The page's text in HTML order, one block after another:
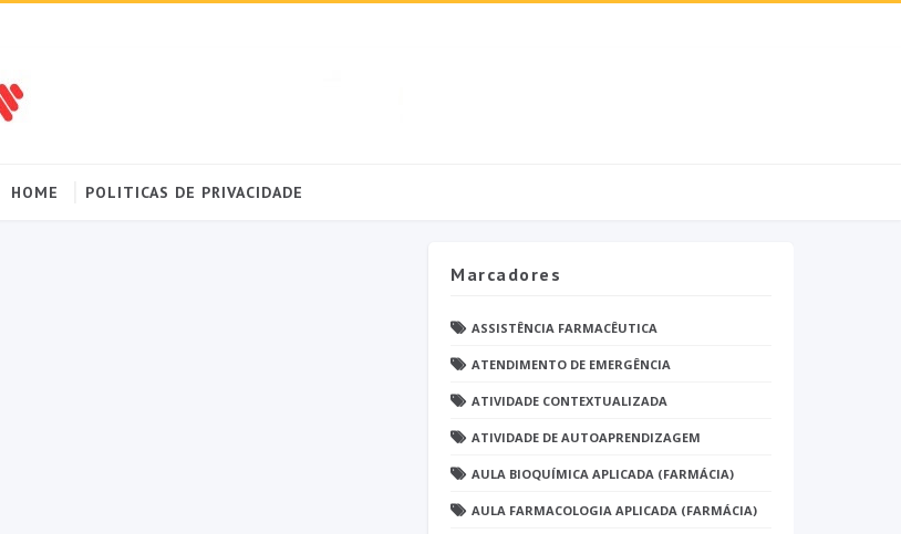
HOME POLITICAS DE PRIVACIDADE
Marcadores
ASSISTÊNCIA FARMACÊUTICA
ATENDIMENTO DE EMERGÊNCIA
ATIVIDADE CONTEXTUALIZADA
ATIVIDADE DE AUTOAPRENDIZAGEM
AULA BIOQUÍMICA APLICADA (FARMÁCIA)
AULA FARMACOLOGIA APLICADA (FARMÁCIA)